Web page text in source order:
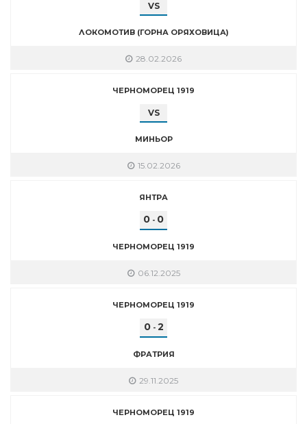
VS
ЛОКОМОТИВ (ГОРНА ОРЯХОВИЦА)
28.02.2026
ЧЕРНОМОРЕЦ 1919
VS
МИНЬОР
15.02.2026
ЯНТРА
0 - 0
ЧЕРНОМОРЕЦ 1919
06.12.2025
ЧЕРНОМОРЕЦ 1919
0- 2
ФРАТРИЯ
29.11.2025
ЧЕРНОМОРЕЦ 1919